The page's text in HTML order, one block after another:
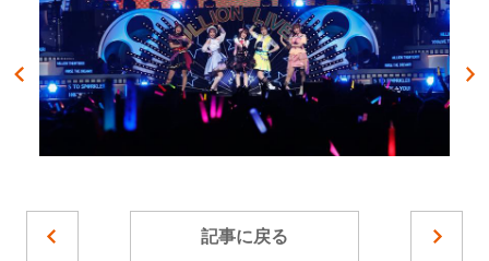
記事に戻る